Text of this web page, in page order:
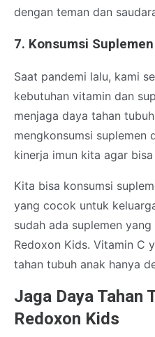
dengan teman dan
7. Konsumsi
Saat pandemi lalu, kami
kebutuhan vitamin dan
menjaga daya tahan
mengkonsumsi suplemen
kinerja imun kita agar
Kita bisa konsumsi
yang cocok untuk
sudah ada suplemen
Redoxon Kids. Vitamin C
tahan tubuh anak hanya
Jaga Daya Tahan
Redoxon Kids